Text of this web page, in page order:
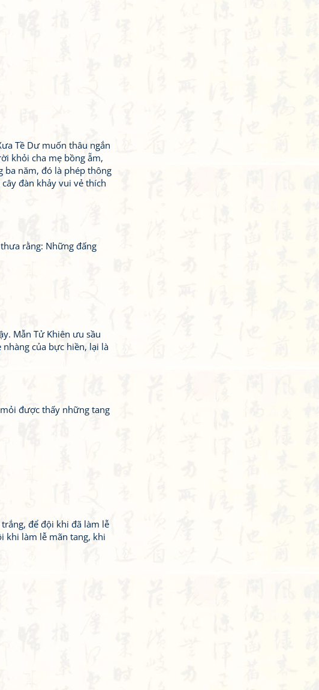
Tề Dư muốn thâu ngắn
khỏi cha mẹ bồng ẵm,
ba năm, đó là phép thông
đàn khảy vui vẻ thích
rằng: Những đấng
Mẫn Tử Khiên ưu sầu
của bực hiền, lại là
được thấy những tang
để đội khi đã làm lễ
khi làm lễ mãn tang, khi